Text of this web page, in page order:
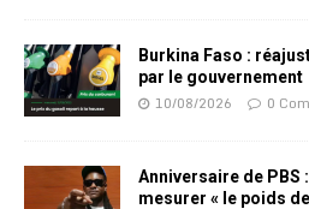
Burkina Faso :
par le gouvernement
10/08/2026 0
Anniversaire de PBS
mesurer « le poids